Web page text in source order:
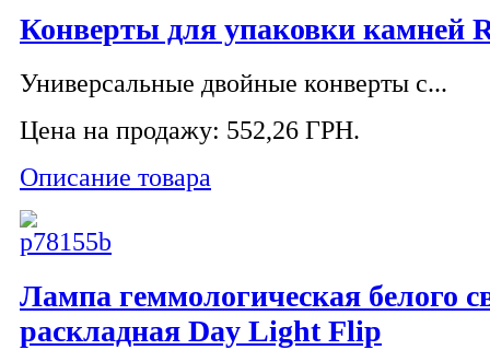
Конверты для упаковки камней
Универсальные двойные конверты с...
Цена на продажу: 552,26 ГРН.
Описание товара
Лампа геммологическая белого
раскладная Day Light Flip